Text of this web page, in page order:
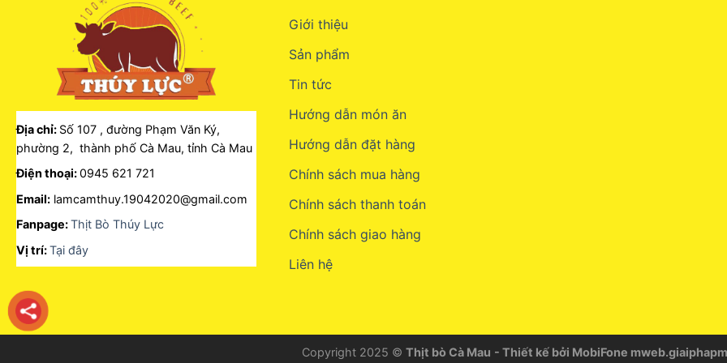
Địa chỉ: Số 107 , đường Phạm Văn Ký,
phường 2, thành phố Cà Mau, tỉnh Cà Mau
Điện thoại:0945 621 721
Email: lamcamthuy.19042020@gmail.com
Fanpage:Thịt Bò Thúy Lực
Vị trí:Tại đây
Giới thiệu
Sản phẩm
Tin tức
Hướng dẫn món ăn
Hướng dẫn đặt hàng
Chính sách mua hàng
Chính sách thanh toán
Chính sách giao hàng
Liên hệ
Copyright 2025 © Thịt bò Cà Mau - Thiết kế bởi MobiFone